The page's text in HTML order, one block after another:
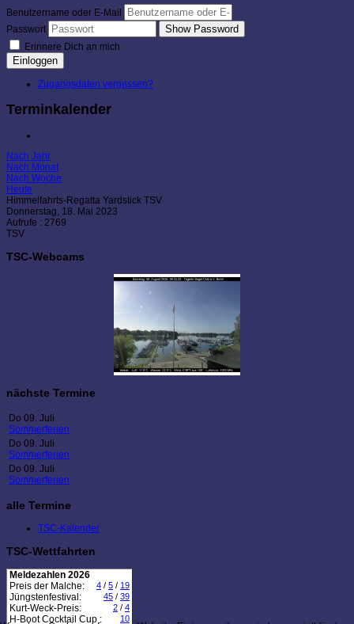
Benutzername oder E-Mail
Passwort
Show Password
Erinnere Dich an mich
Einloggen
Zugangsdaten vergessen?
Terminkalender
Nach Jahr
Nach Monat
Nach Woche
Heute
Himmelfahrts-Regatta Yardstick TSV
Donnerstag, 18. Mai 2023
Aufrufe : 2769
TSV
TSC-Webcams
nächste Termine
Do 09. Juli
Sommerferien
Do 09. Juli
Sommerferien
Do 09. Juli
Sommerferien
alle Termine
TSC-Kalender
TSC-Wettfahrten
Meldezahlen 2026
Preis der Malche:
4 / 5 / 19
Jüngstenfestival: 45 / 39
Kurt-Weck-Preis: 2 / 4
H-Boot Cocktail Cup : 10